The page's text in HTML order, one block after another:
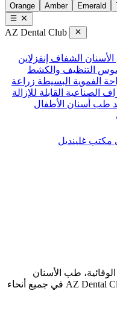
Orange Amber Emerald
AZ Dental Club
الأسنان الشفاف إنفزلاين
التنظيف والكشط
الفموية البسيطة زراعة
الصناعية القابلة للإزالة
طب أسنان الأطفال
مكتب غلينديل
طب الأسنان
التجميلي، وخيارات العلاج من فريق AZ Dental Club في جميع أنحاء